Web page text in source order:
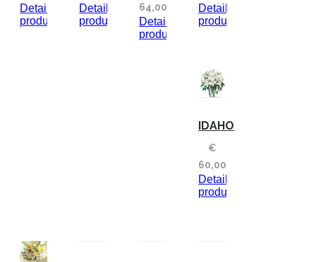
Detaily
produktu
Detaily
produktu
64,00
Detaily
produktu
Detaily
produktu
IDAHO
€
60,00
Detaily
produktu